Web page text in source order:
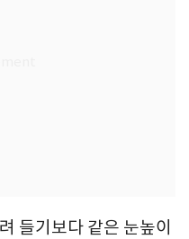
들기보다 같은 눈높이